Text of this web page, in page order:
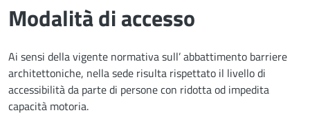
Modalità di accesso
Ai sensi della vigente normativa sull’ abbattimento barriere
architettoniche, nella sede risulta rispettato il livello di
accessibilità da parte di persone con ridotta od impedita
capacità motoria.